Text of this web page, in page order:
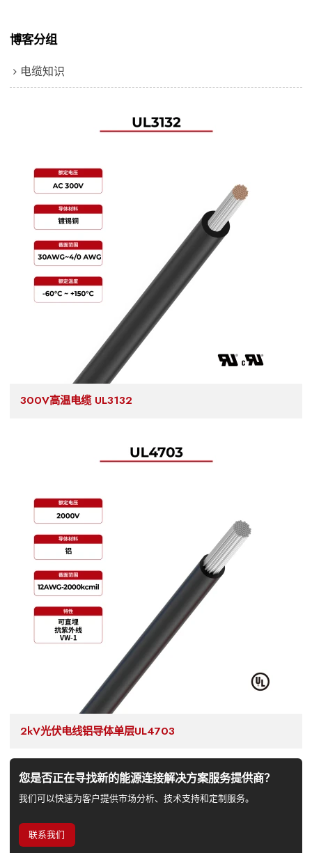
博客分组
电缆知识
300V高温电缆 UL3132
2kV光伏电线铝导体单层UL4703
您是否正在寻找新的能源连接解决方案服务提供商？
我们可以快速为客户提供市场分析、技术支持和定制服务。
联系我们